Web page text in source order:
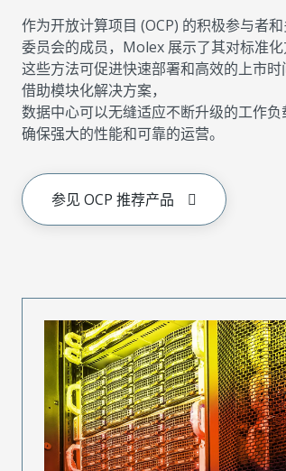
作为开放计算项目 (OCP) 的积极参与者
委员会的成员，Molex 展示了其对标准化
这些方法可促进快速部署和高效的上市时
借助模块化解决方案，
数据中心可以无缝适应不断升级的工作负
确保强大的性能和可靠的运营。
参见 OCP 推荐产品